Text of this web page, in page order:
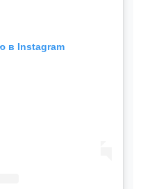
в Instagram